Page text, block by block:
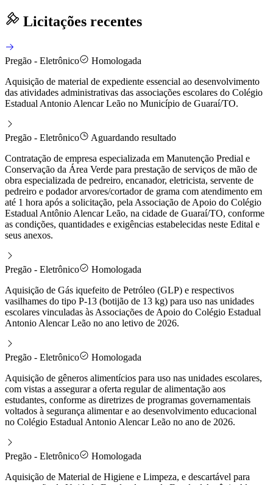
Licitações recentes
Pregão - Eletrônico
Homologada
Aquisição de material de expediente essencial ao desenvolvimento
das atividades administrativas das associações escolares do Colégio
Estadual Antonio Alencar Leão no Município de Guaraí/TO.
Pregão - Eletrônico
Aguardando resultado
Contratação de empresa especializada em Manutenção Predial e
Conservação da Área Verde para prestação de serviços de mão de
obra especializada de pedreiro, encanador, eletricista, servente de
pedreiro e podador arvores/cortador de grama com atendimento em
até 1 hora após a solicitação, pela Associação de Apoio do Colégio
Estadual Antônio Alencar Leão, na cidade de Guaraí/TO, conforme
as condições, quantidades e exigências estabelecidas neste Edital e
seus anexos.
Pregão - Eletrônico
Homologada
Aquisição de Gás iquefeito de Petróleo (GLP) e respectivos
vasilhames do tipo P-13 (botijão de 13 kg) para uso nas unidades
escolares vinculadas às Associações de Apoio do Colégio Estadual
Antonio Alencar Leão no ano letivo de 2026.
Pregão - Eletrônico
Homologada
Aquisição de gêneros alimentícios para uso nas unidades escolares,
com vistas a assegurar a oferta regular de alimentação aos
estudantes, conforme as diretrizes de programas governamentais
voltados à segurança alimentar e ao desenvolvimento educacional
no Colégio Estadual Antonio Alencar Leão no ano de 2026.
Pregão - Eletrônico
Homologada
Aquisição de Material de Higiene e Limpeza, e descartável para